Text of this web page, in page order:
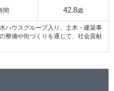
間 42.8歳
ハウスグループ入り。土木・建築事
整備や街づくりを通じて、社会貢献